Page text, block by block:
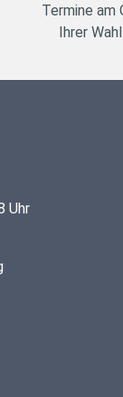
Termine am
Ihrer Wahl
Uhr